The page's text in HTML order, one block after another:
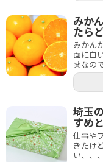
みか
たら
みかん
面に白
薬なの
埼玉
すめ
仕事や
きたけ
い、、